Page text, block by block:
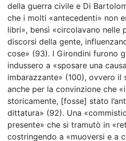
della guerra civile e Di
che i molti «antecedenti» non
libri», bensì «circolavano nelle
discorsi della gente,
cose» (93). I Girondini furono
indussero a «sposare una
imbarazzante» (100), ovvero il
anche per la convinzione che
storicamente, [fosse] stato
dittatura» (92). Una
presente» che si tramutò in
costringendo a «muoversi e a